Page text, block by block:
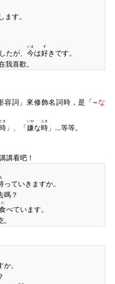
ます。
たが、 今
いま
は好
す
きです。
喜歡。
容詞」來修飾名詞時，是「~な
とき
」、「嫌
いや
な時
とき
」…等等。
講看吧！
も
っていきますか。
嗎？
た
べています。
か。